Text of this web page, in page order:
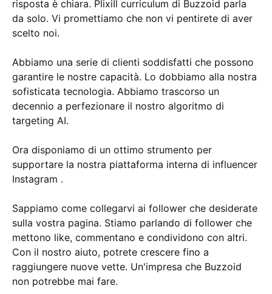
risposta è chiara. PlixiIl curriculum di Buzzoid parla
da solo. Vi promettiamo che non vi pentirete di aver
scelto noi.
Abbiamo una serie di clienti soddisfatti che possono
garantire le nostre capacità. Lo dobbiamo alla nostra
sofisticata tecnologia. Abbiamo trascorso un
decennio a perfezionare il nostro algoritmo di
targeting AI.
Ora disponiamo di un ottimo strumento per
supportare la nostra piattaforma interna di influencer
Instagram .
Sappiamo come collegarvi ai follower che desiderate
sulla vostra pagina. Stiamo parlando di follower che
mettono like, commentano e condividono con altri.
Con il nostro aiuto, potrete crescere fino a
raggiungere nuove vette. Un'impresa che Buzzoid
non potrebbe mai fare.